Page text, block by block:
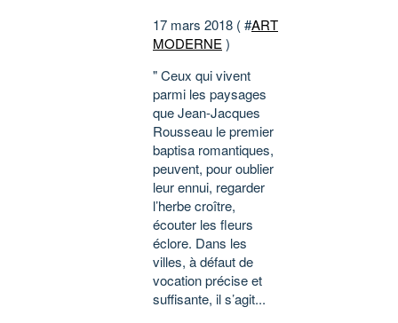
17 mars 2018 ( #ART
MODERNE)
" Ceux qui vivent
parmi les paysages
que Jean-Jacques
Rousseau le premier
baptisa romantiques,
peuvent, pour oublier
leur ennui, regarder
l’herbe croître,
écouter les fleurs
éclore. Dans les
villes, à défaut de
vocation précise et
suffisante, il s’agit...